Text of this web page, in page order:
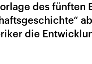
des fünften
die